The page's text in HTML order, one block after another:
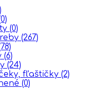
(0)
(267)
(6)
(24)
fľaštičky (2)
(0)